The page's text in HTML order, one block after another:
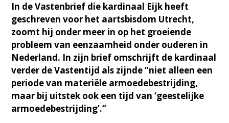
In de Vastenbrief die kardinaal Eijk heeft
geschreven voor het aartsbisdom Utrecht,
zoomt hij onder meer in op het groeiende
probleem van eenzaamheid onder ouderen in
Nederland. In zijn brief omschrijft de kardinaal
verder de Vastentijd als zijnde “niet alleen een
periode van materiële armoedebestrijding,
maar bij uitstek ook een tijd van ‘geestelijke
armoedebestrijding’.”